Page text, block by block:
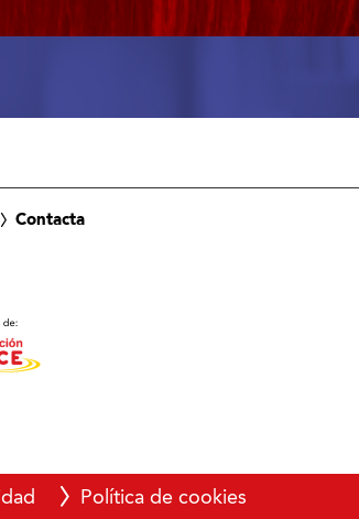
Contacta
Política de cookies